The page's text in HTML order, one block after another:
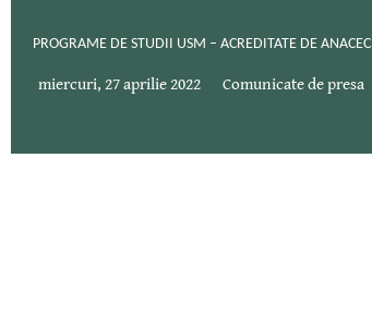
PROGRAME DE STUDII USM – ACREDITATE DE ANACEC
miercuri, 27 aprilie 2022 Comunicate de presa